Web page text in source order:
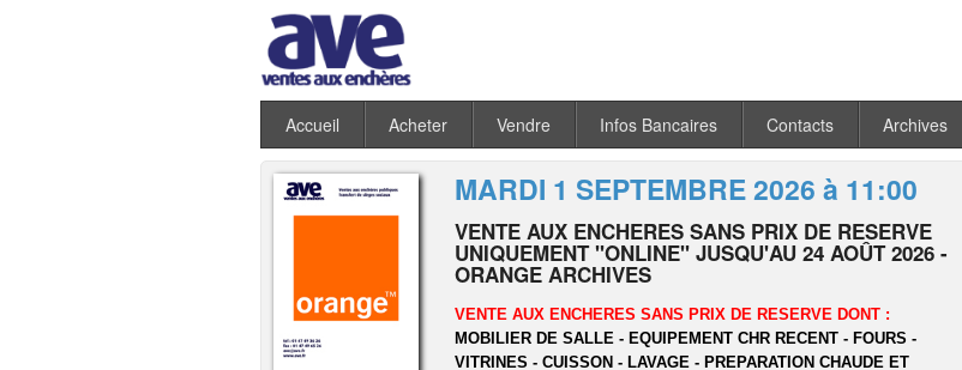
Accueil Acheter Vendre Infos Bancaires Contacts Archives
MARDI 1 SEPTEMBRE 2026 à 11:00
VENTE AUX ENCHERES SANS PRIX DE RESERVE
UNIQUEMENT "ONLINE" JUSQU'AU 24 AOÛT 2026 -
ORANGE ARCHIVES
VENTE AUX ENCHERES SANS PRIX DE RESERVE DONT :
MOBILIER DE SALLE - EQUIPEMENT CHR RECENT - FOURS -
VITRINES - CUISSON - LAVAGE - PREPARATION CHAUDE ET